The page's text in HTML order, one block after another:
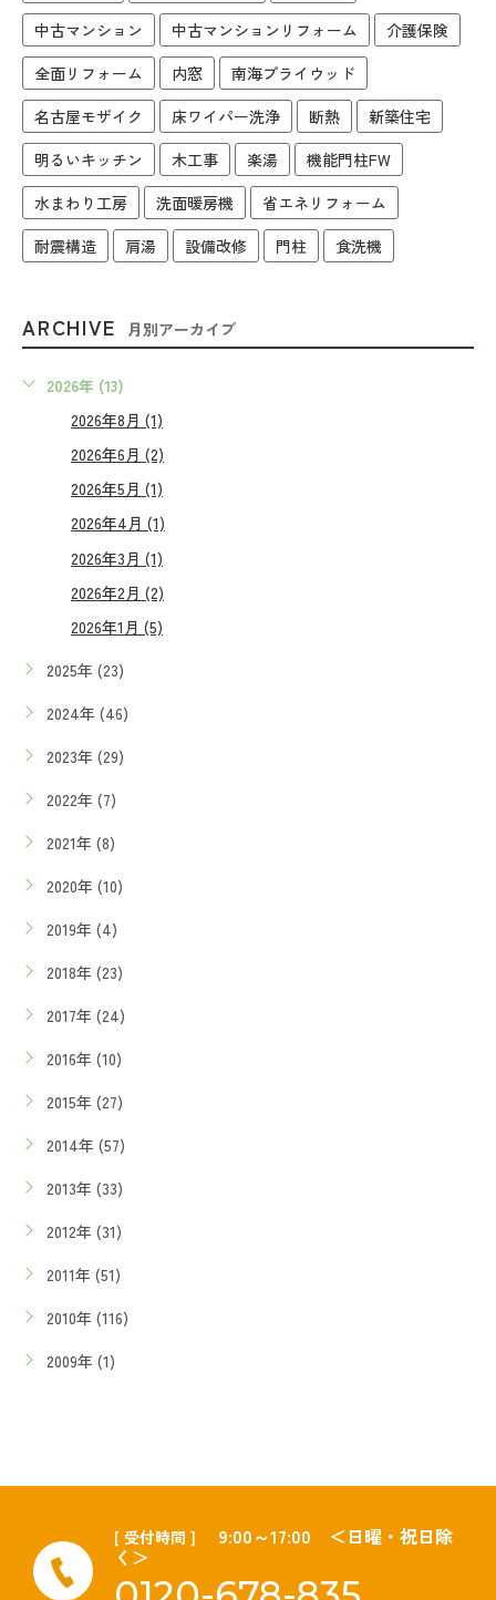
中古マンション
中古マンションリフォーム
介護保険
全面リフォーム
内窓
南海プライウッド
名古屋モザイク
床ワイパー洗浄 断熱
新築住宅
明るいキッチン
木工事 楽湯
機能門柱FW
水まわり工房
洗面暖房機
省エネリフォーム
耐震構造
肩湯 設備改修 門柱 食洗機
ARCHIVE 月別アーカイブ
2026年 (13)
2026年8月 (1)
2026年6月 (2)
2026年5月 (1)
2026年4月 (1)
2026年3月 (1)
2026年2月 (2)
2026年1月 (5)
2025年 (23)
2024年 (46)
2023年 (29)
2022年 (7)
2021年 (8)
2020年 (10)
2019年 (4)
2018年 (23)
2017年 (24)
2016年 (10)
2015年 (27)
2014年 (57)
2013年 (33)
2012年 (31)
2011年 (51)
2010年 (116)
2009年 (1)
[ 受付時間 ] 9:00～17:00 ＜日曜・祝日除
く＞